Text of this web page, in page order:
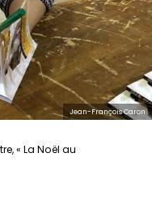
Jean-François Caron
« La Noël au